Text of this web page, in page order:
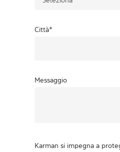
Città*
Messaggio
Karman si impegna a